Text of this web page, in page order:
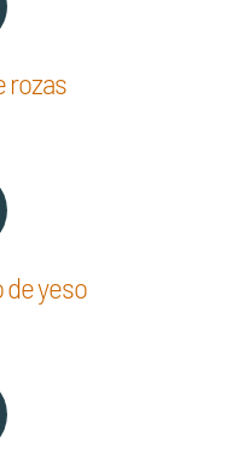
rozas
yeso